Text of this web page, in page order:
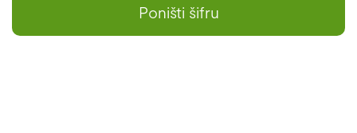
Poništi šifru